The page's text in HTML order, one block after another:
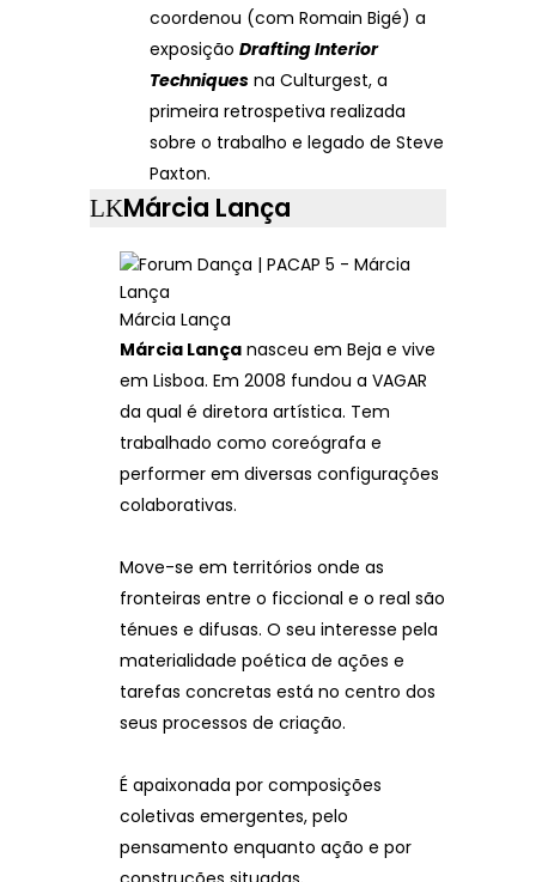
coordenou (com Romain Bigé) a
exposição Drafting Interior
Techniques na Culturgest, a
primeira retrospetiva realizada
sobre o trabalho e legado de Steve
Paxton.
Márcia Lança
Márcia Lança
Márcia Lança nasceu em Beja e vive
em Lisboa. Em 2008 fundou a VAGAR
da qual é diretora artística. Tem
trabalhado como coreógrafa e
performer em diversas configurações
colaborativas.
Move-se em territórios onde as
fronteiras entre o ficcional e o real são
ténues e difusas. O seu interesse pela
materialidade poética de ações e
tarefas concretas está no centro dos
seus processos de criação.
É apaixonada por composições
coletivas emergentes, pelo
pensamento enquanto ação e por